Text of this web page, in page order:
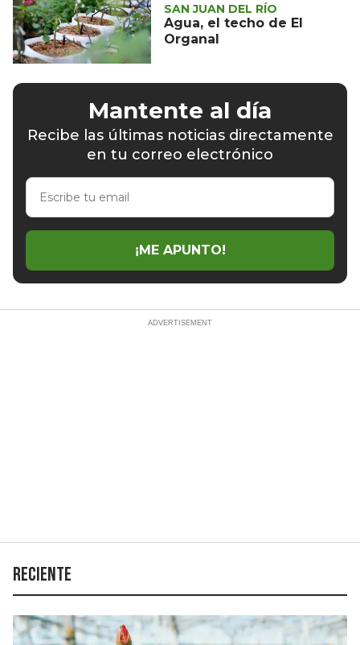
SAN JUAN DEL RÍO
Agua, el techo de El
Organal
Mantente al día
Recibe las últimas noticias directamente
en tu correo electrónico
Escribe
email
¡ME APUNTO!
Reciente